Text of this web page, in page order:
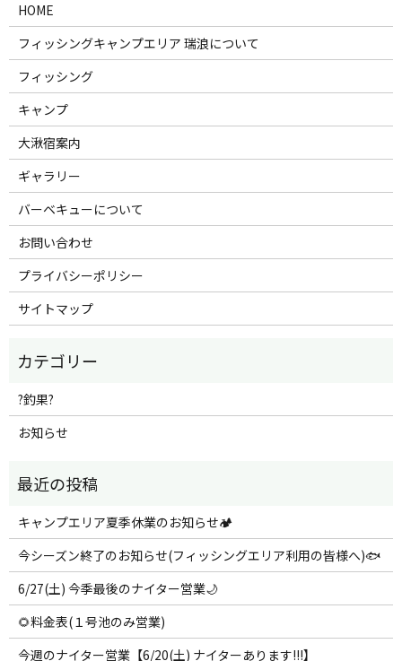
HOME
フィッシングキャンプエリア 瑞浪について
フィッシング
キャンプ
大湫宿案内
ギャラリー
バーベキューについて
お問い合わせ
プライバシーポリシー
サイトマップ
?釣果?
お知らせ
キャンプエリア夏季休業のお知らせ🏕️
今シーズン終了のお知らせ(フィッシングエリア利用の皆様へ)🐟
6/27(土) 今季最後のナイター営業🌙
🌻料金表(１号池のみ営業)
今週のナイター営業【6/20(土) ナイターあります!!!】